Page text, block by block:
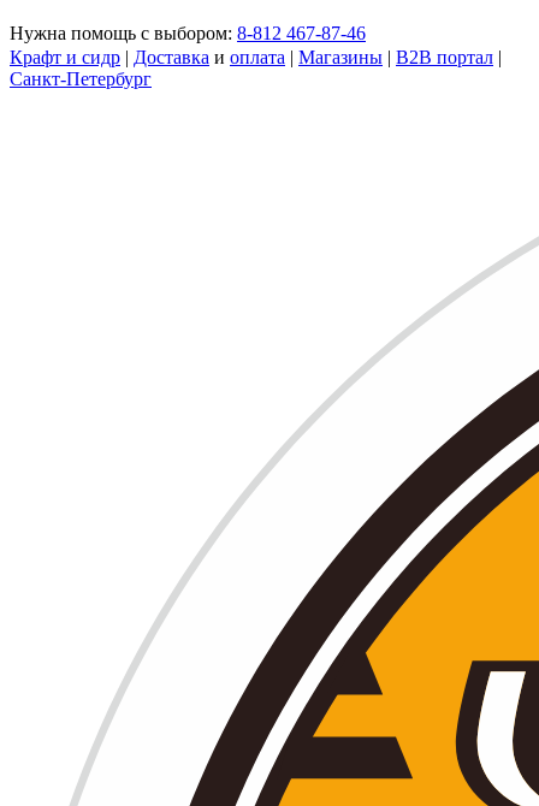
Нужна помощь с выбором: 8-812 467-87-46
Крафт и сидр | Доставка и оплата | Магазины | B2B портал |
Санкт-Петербург